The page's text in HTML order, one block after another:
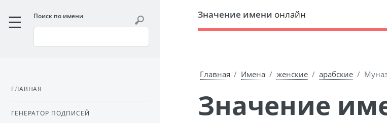
Значение имени онлайн
Главная Имена женские арабские
Значение
Поиск по имени
ГЛАВНАЯ
ГЕНЕРАТОР ПОДПИСЕЙ